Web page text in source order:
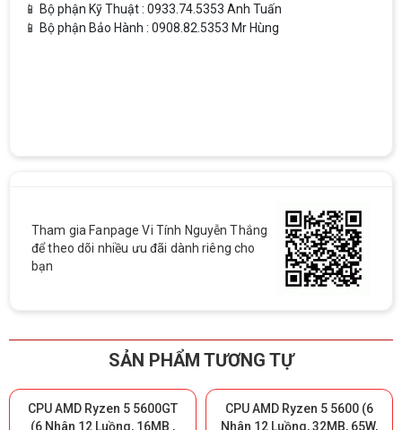
📱 Bộ phận Kỹ Thuật : 0933.74.5353 Anh Tuấn
📱 Bộ phận Bảo Hành : 0908.82.5353 Mr Hùng
Tham gia Fanpage Vi Tính Nguyễn Thắng
để theo dõi nhiều ưu đãi dành riêng cho
bạn
SẢN PHẨM TƯƠNG TỰ
CPU AMD Ryzen 5 5600GT
(6 Nhân 12 Luồng, 16MB ,
CPU AMD Ryzen 5 5600 (6
Nhân 12 Luồng, 32MB, 65W,